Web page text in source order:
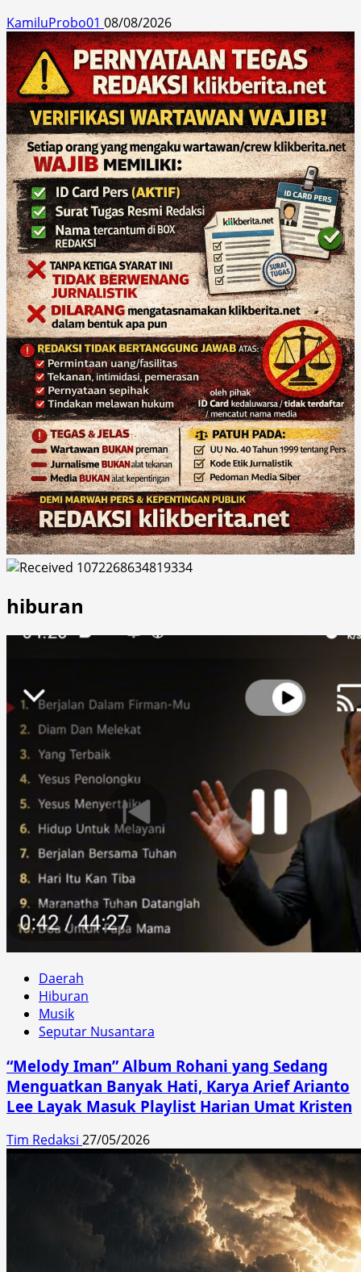
KamiluProbo01 08/08/2026
hiburan
Daerah
Hiburan
Musik
Seputar Nusantara
“Melody Iman” Album Rohani yang Sedang
Menguatkan Banyak Hati, Karya Arief Arianto
Lee Layak Masuk Playlist Harian Umat Kristen
Tim Redaksi 27/05/2026